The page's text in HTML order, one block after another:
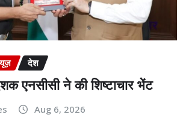
देश
एनसीसी ने की शिष्टाचार भेंट
Aug 6, 2026